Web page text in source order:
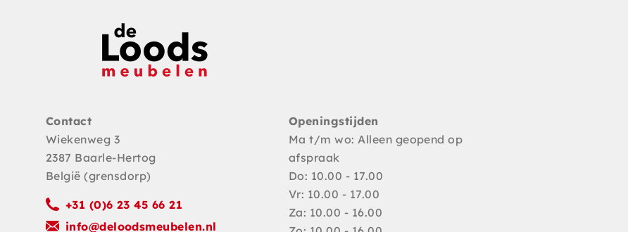
Contact
Wiekenweg 3
2387 Baarle-Hertog
België (grensdorp)
+31 (0)6 23 45 66 21
info@deloodsmeubelen.nl
Openingstijden
Ma t/m wo: Alleen geopend op
afspraak
Do: 10.00 - 17.00
Vr: 10.00 - 17.00
Za: 10.00 - 16.00